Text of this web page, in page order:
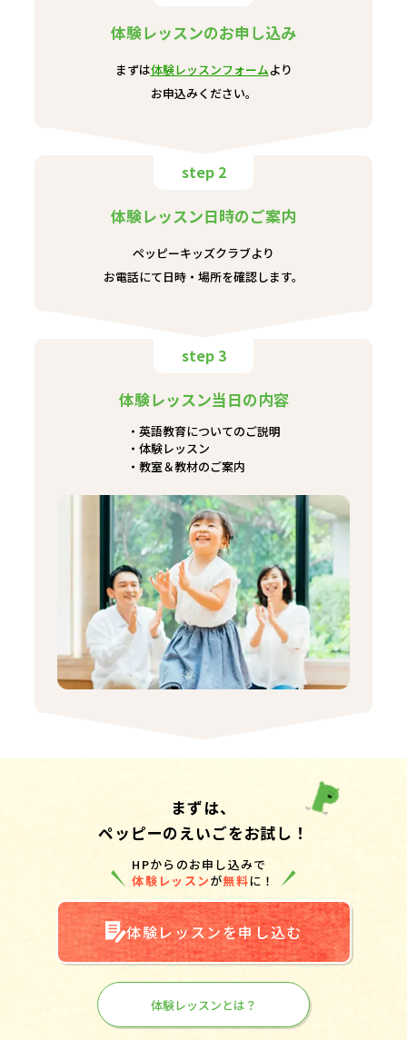
体験レッスンのお申し込み
まずは体験レッスンフォームより
お申込みください。
step 2
体験レッスン日時のご案内
ペッピーキッズクラブより
お電話にて日時・場所を確認します。
step 3
体験レッスン当日の内容
英語教育についてのご説明
体験レッスン
教室＆教材のご案内
まずは、
ペッピーのえいごをお試し！
HPからのお申し込みで
体験レッスンが無料に！
体験レッスンを申し込む
体験レッスンとは？